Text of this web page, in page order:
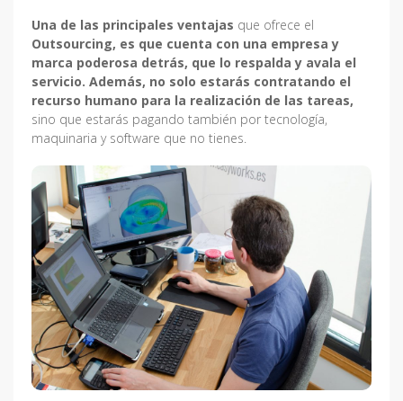
Una de las principales ventajas que ofrece el
Outsourcing, es que cuenta con una empresa y
marca poderosa detrás, que lo respalda y avala el
servicio. Además, no solo estarás contratando el
recurso humano para la realización de las tareas,
sino que estarás pagando también por tecnología,
maquinaria y software que no tienes.